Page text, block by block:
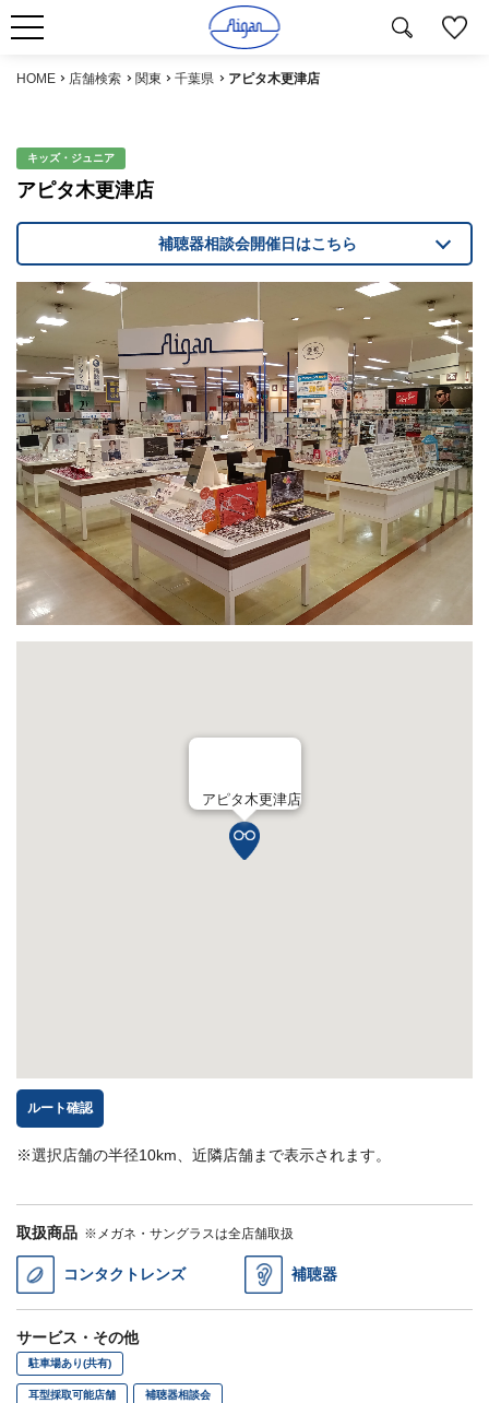
HOME 店舗検索 関東 千葉県 アピタ木更津店
キッズ・ジュニア
アピタ木更津店
取扱商品 ※メガネ・サングラスは全店舗取扱
コンタクトレンズ 補聴器
サービス・その他
駐車場あり(共有)
耳型採取可能店舗 補聴器相談会
補聴器相談会開催日はこちら
アピタ木更津店
ルート確認
※選択店舗の半径10km、近隣店舗まで表示されます。